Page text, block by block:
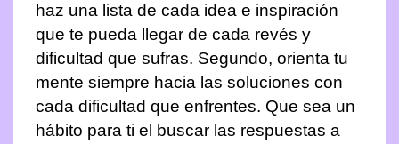
haz una lista de cada idea e inspiración
que te pueda llegar de cada revés y
dificultad que sufras. Segundo, orienta tu
mente siempre hacia las soluciones con
cada dificultad que enfrentes. Que sea un
hábito para ti el buscar las respuestas a